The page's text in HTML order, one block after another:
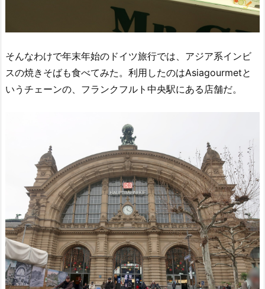
そんなわけで年末年始のドイツ旅行では、アジア系インビ
スの焼きそばも食べてみた。利用したのはAsiagourmetと
いうチェーンの、フランクフルト中央駅にある店舗だ。